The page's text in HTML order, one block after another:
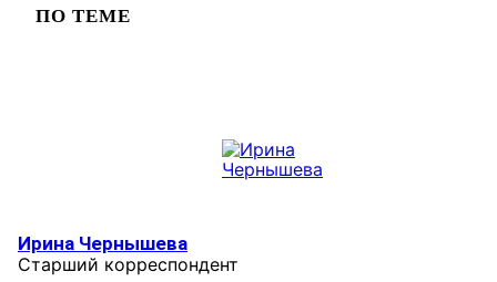
ПО ТЕМЕ
Ирина Чернышева
Старший корреспондент